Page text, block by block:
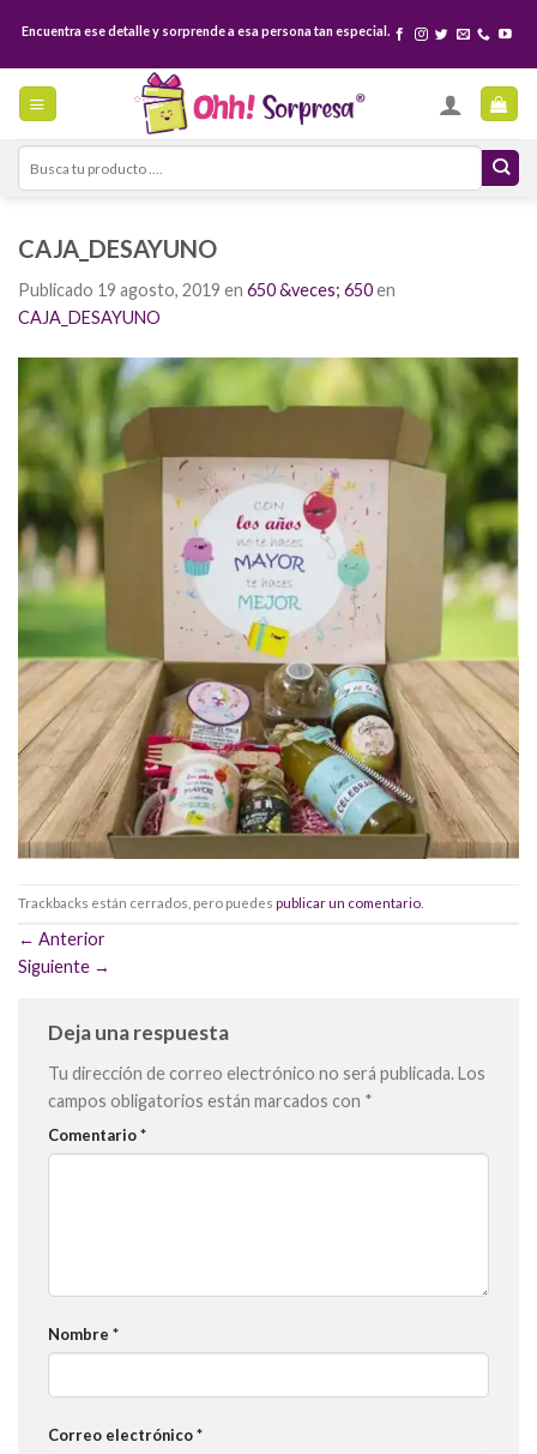
content
Encuentra ese detalle y sorprende a esa persona tan especial.
Search
for:
CAJA_DESAYUNO
Publicado 19 agosto, 2019 en 650 &veces; 650en
CAJA_DESAYUNO
Trackbacks están cerrados, pero puedes publicar un comentario
← Anterior
Siguiente →
Deja una respuesta
Tu dirección de correo electrónico no será publicada.Los
campos obligatorios están marcados con *
Comentario*
Nombre *
Correo electrónico*